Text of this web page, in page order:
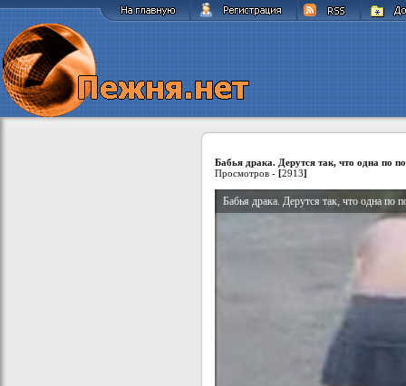
Бабья драка. Дерутся так, что одна по
Просмотров - [2913]
Бабья драка. Дерутся так, что одна по